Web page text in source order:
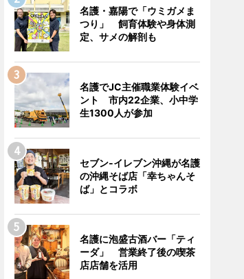
名護・嘉陽で「ウミガメま
つり」 飼育体験や身体測
定、サメの解剖も
名護でJC主催職業体験イベ
ント 市内22企業、小中学
生1300人が参加
セブン‐イレブン沖縄が名護
の沖縄そば店「幸ちゃんそ
ば」とコラボ
名護に泡盛古酒バー「ティ
ーダ」 営業終了後の喫茶
店店舗を活用